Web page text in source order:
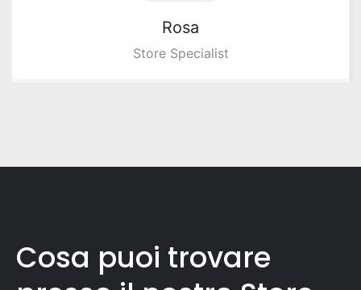
Rosa
Store Specialist
Cosa puoi trovare